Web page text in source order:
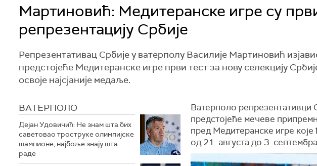
Мартиновић: Медитеранске игре су
репрезентацију Србије
Репрезентативац Србије у ватерполу Василије Мартиновић
предстојеће Медитеранске игре први тест за нову селекцију
освоје најсјаније медаље.
ВАТЕРПОЛО
Дејан Удовичић: Не знам шта бих
саветовао троструке олимпијске
шампионе, најбоље знају шта
раде
Ватерполо репрезентативци
предстојеће мечеве
пред Медитеранске игре
од 21. августа до 3.